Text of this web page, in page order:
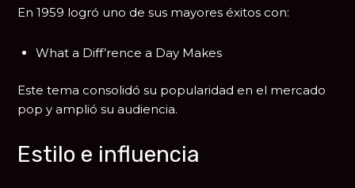
En 1959 logró uno de sus mayores éxitos con:
What a Diff’rence a Day Makes
Este tema consolidó su popularidad en el mercado
pop y amplió su audiencia.
Estilo e influencia